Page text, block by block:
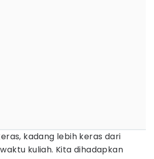
kadang lebih keras dari
kuliah. Kita dihadapkan